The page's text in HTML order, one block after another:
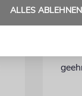
Der
sein
ALLES ABLEHNEN